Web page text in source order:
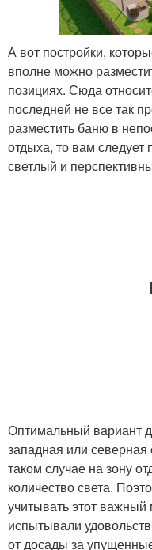
А вот постройки,
вполне можно
позициях. Сюда
последней не все так
разместить баню в
отдыха, то вам следует
светлый и
Оптимальный вариант
западная или северная
таком случае на зону
количество света.
учитывать этот
испытывали
от досады за